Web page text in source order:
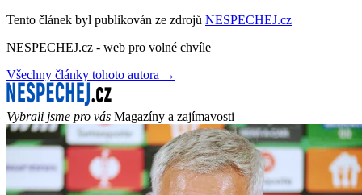
Tento článek byl publikován ze zdrojů NESPECHEJ.cz
NESPECHEJ.cz - web pro volné chvíle
Všechny články tohoto autora →
Vybrali jsme pro vás Magazíny a zajímavosti